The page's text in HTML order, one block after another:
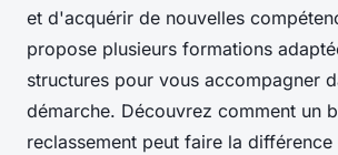
et d'acquérir de nouvelles
propose plusieurs formations
structures pour vous accompagner
démarche. Découvrez comment un
reclassement peut faire la